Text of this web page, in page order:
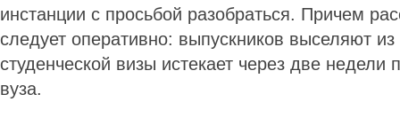
инстанции с просьбой разобраться. Причем
следует оперативно: выпускников выселяют
студенческой визы истекает через две недели
вуза.